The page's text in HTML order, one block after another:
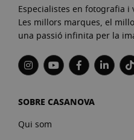
Especialistes en fotografia i
Les millors marques, el
una passió infinita per la
SOBRE CASANOVA
Qui som